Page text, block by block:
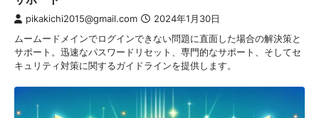
pikakichi2015@gmail.com 2024年1月30日
ムームードメインでログインできない問題に直面した場合の解決策と
サポート。迅速なパスワードリセット、専門的なサポート、そしてセ
キュリティ対策に関するガイドラインを提供します。